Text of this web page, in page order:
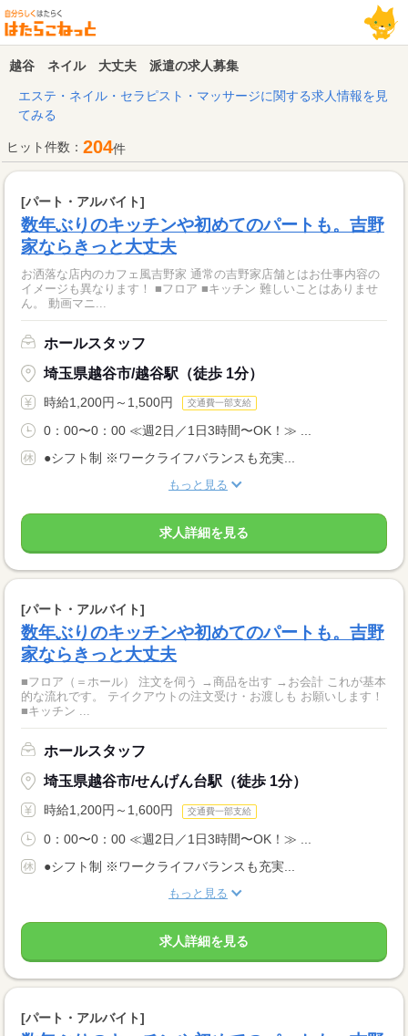
越谷 ネイル 大丈夫 派遣の求人募集
エステ・ネイル・セラピスト・マッサージに関する求人情報を見
てみる
ヒット件数： 204件
[パート・アルバイト]
数年ぶりのキッチンや初めてのパートも。吉野
家ならきっと大丈夫
お洒落な店内のカフェ風吉野家 通常の吉野家店舗とはお仕事内容の
イメージも異なります！ ■フロア ■キッチン 難しいことはありませ
ん。 動画マニ...
ホールスタッフ
埼玉県越谷市/越谷駅（徒歩 1分）
時給1,200円～1,500円 交通費一部支給
0：00〜0：00 ≪週2日／1日3時間〜OK！≫ ...
●シフト制 ※ワークライフバランスも充実...
もっと見る
求人詳細を見る
[パート・アルバイト]
数年ぶりのキッチンや初めてのパートも。吉野
家ならきっと大丈夫
■フロア（＝ホール） 注文を伺う →商品を出す →お会計 これが基本
的な流れです。 テイクアウトの注文受け・お渡しも お願いします！
■キッチン ...
ホールスタッフ
埼玉県越谷市/せんげん台駅（徒歩 1分）
時給1,200円～1,600円 交通費一部支給
0：00〜0：00 ≪週2日／1日3時間〜OK！≫ ...
●シフト制 ※ワークライフバランスも充実...
もっと見る
求人詳細を見る
[パート・アルバイト]